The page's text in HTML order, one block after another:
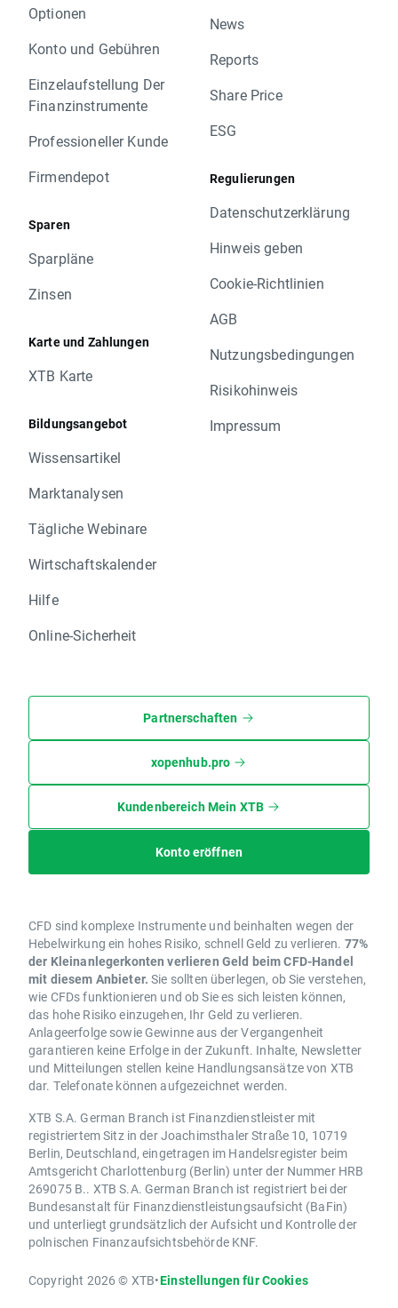
Optionen
Konto und Gebühren
Einzelaufstellung Der
Finanzinstrumente
Professioneller Kunde
Firmendepot
Sparen
Sparpläne
Zinsen
Karte und Zahlungen
XTB Karte
Bildungsangebot
Wissensartikel
Marktanalysen
Tägliche Webinare
Wirtschaftskalender
Hilfe
Online-Sicherheit
News
Reports
Share Price
ESG
Regulierungen
Datenschutzerklärung
Hinweis geben
Cookie-Richtlinien
AGB
Nutzungsbedingungen
Risikohinweis
Impressum
Partnerschaften
xopenhub.pro
Kundenbereich Mein XTB
Konto eröffnen
CFD sind komplexe Instrumente und beinhalten wegen der
Hebelwirkung ein hohes Risiko, schnell Geld zu verlieren. 77%
der Kleinanlegerkonten verlieren Geld beim CFD-Handel
mit diesem Anbieter. Sie sollten überlegen, ob Sie verstehen,
wie CFDs funktionieren und ob Sie es sich leisten können,
das hohe Risiko einzugehen, Ihr Geld zu verlieren.
Anlageerfolge sowie Gewinne aus der Vergangenheit
garantieren keine Erfolge in der Zukunft. Inhalte, Newsletter
und Mitteilungen stellen keine Handlungsansätze von XTB
dar. Telefonate können aufgezeichnet werden.
XTB S.A. German Branch ist Finanzdienstleister mit
registriertem Sitz in der Joachimsthaler Straße 10, 10719
Berlin, Deutschland, eingetragen im Handelsregister beim
Amtsgericht Charlottenburg (Berlin) unter der Nummer HRB
269075 B.. XTB S.A. German Branch ist registriert bei der
Bundesanstalt für Finanzdienstleistungsaufsicht (BaFin)
und unterliegt grundsätzlich der Aufsicht und Kontrolle der
polnischen Finanzaufsichtsbehörde KNF.
Copyright 2026 © XTB•Einstellungen für Cookies